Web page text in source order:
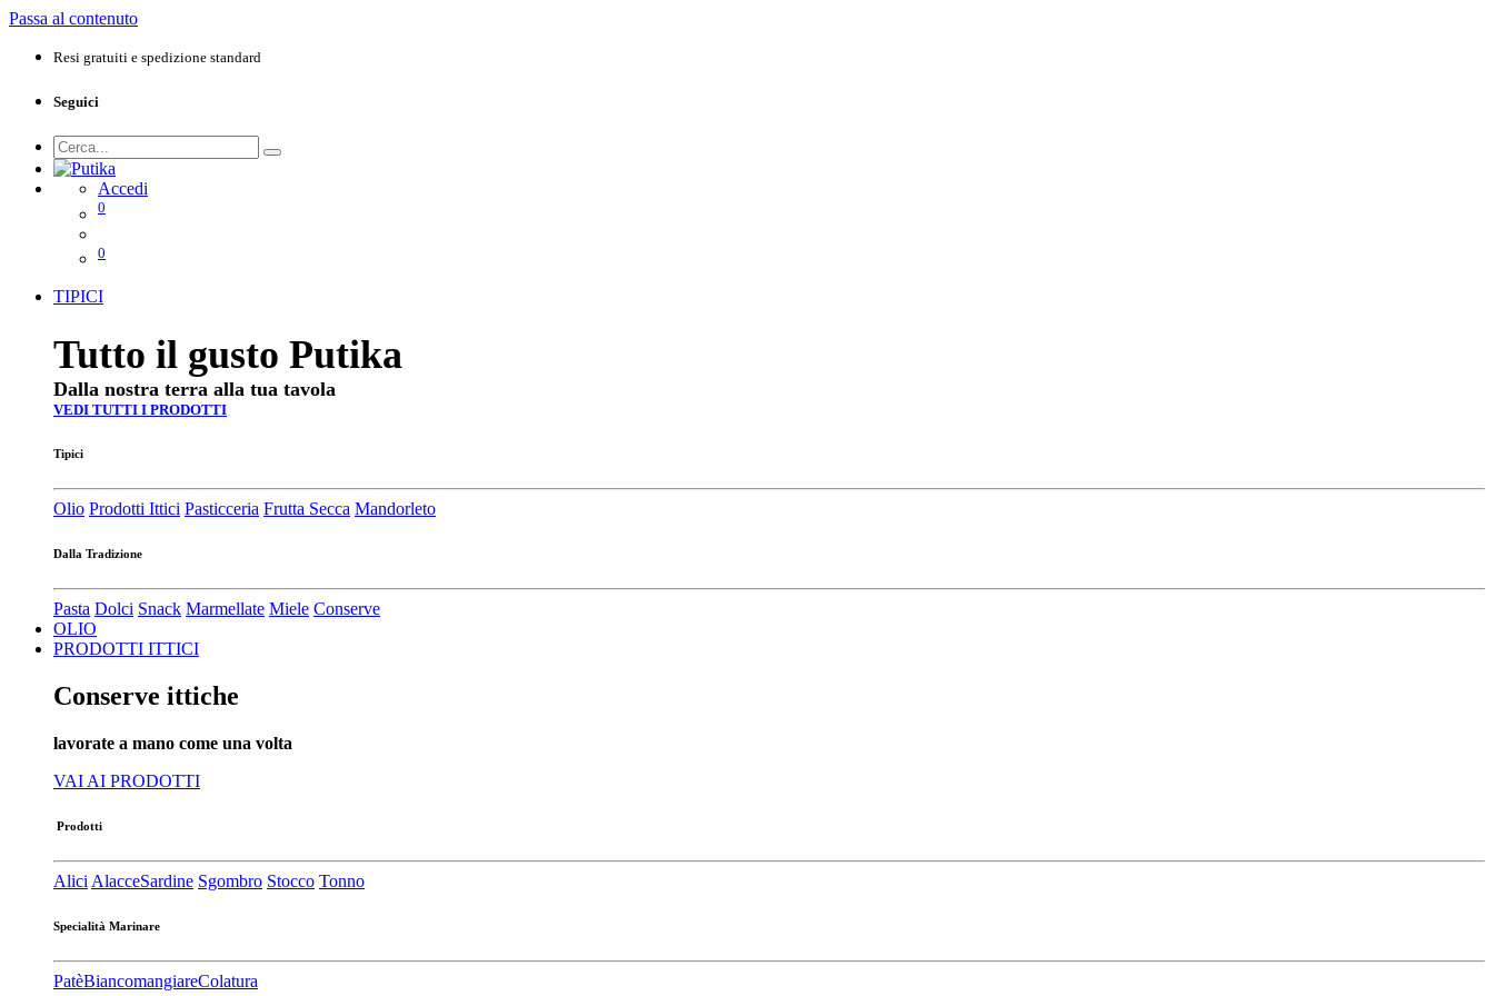
Passa al contenuto
Resi gratuiti e spedizione standard
Seguici
Accedi
0
0
TIPICI
Tutto il gusto Putika
Dalla nostra terra alla tua tavola
VEDI TUTTI I PRODOTTI
Tipici
Olio Prodotti Ittici Pasticceria Frutta Secca Mandorleto
Dalla Tradizione
Pasta Dolci Snack Marmellate Miele Conserve
OLIO
PRODOTTI ITTICI
Conserve ittiche
lavorate a mano come una volta
VAI AI PRODOTTI
Prodotti
Alici AlacceSardine Sgombro Stocco Tonno
Specialità Marinare
Patè​BiancomangiareColatura